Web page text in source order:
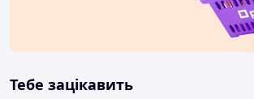
Тебе зацікавить